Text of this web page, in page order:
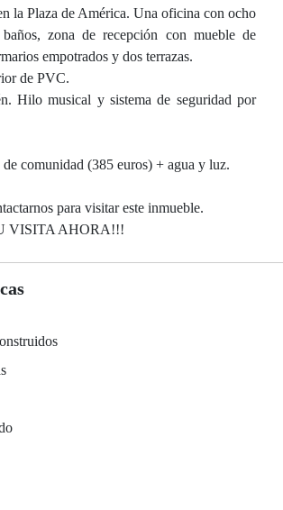
la Plaza de América. Una oficina con ocho
baños, zona de recepción con mueble de
empotrados y dos terrazas.
de PVC.
Hilo musical y sistema de seguridad por
comunidad (385 euros) + agua y luz.
para visitar este inmueble.
VISITA AHORA!!!